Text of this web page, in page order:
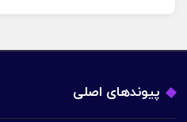
پیوندهای اصلی